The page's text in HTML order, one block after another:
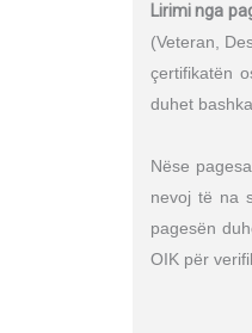
Lirimi nga
(Veteran,
çertifikatën
duhet
Nëse
nevoj të na
pagesën
OIK për